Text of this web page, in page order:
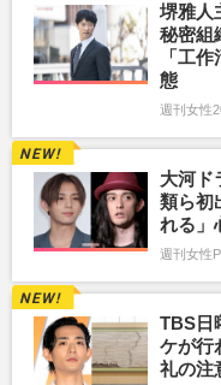
堺雅人
秘密組
「工
態
週刊女性
大河ド
類ら初
れる」
週刊女性
TBS日
ケが行
礼の注